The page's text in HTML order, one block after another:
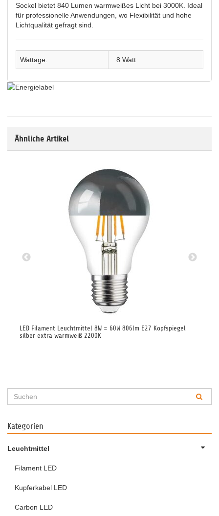
Sockel bietet 840 Lumen warmweißes Licht bei 3000K. Ideal
für professionelle Anwendungen, wo Flexibilität und hohe
Lichtqualität gefragt sind.
Wattage: 8 Watt
Ähnliche Artikel
LED Filament Leuchtmittel 8W = 60W 806lm E27 Kopfspiegel
silber extra warmweiß 2200K
Kategorien
Leuchtmittel
Filament LED
Kupferkabel LED
Carbon LED